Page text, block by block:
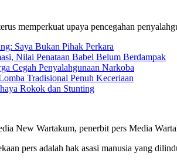
memperkuat upaya pencegahan
Saya Bukan Pihak Perkara
Nilai Penataan Babel Belum Berdampak
Cegah Penyalahgunaan Narkoba
Tradisional Penuh Keceriaan
Rokok dan Stunting
New Wartakum, penerbit pers Media
pers adalah hak asasi manusia yang